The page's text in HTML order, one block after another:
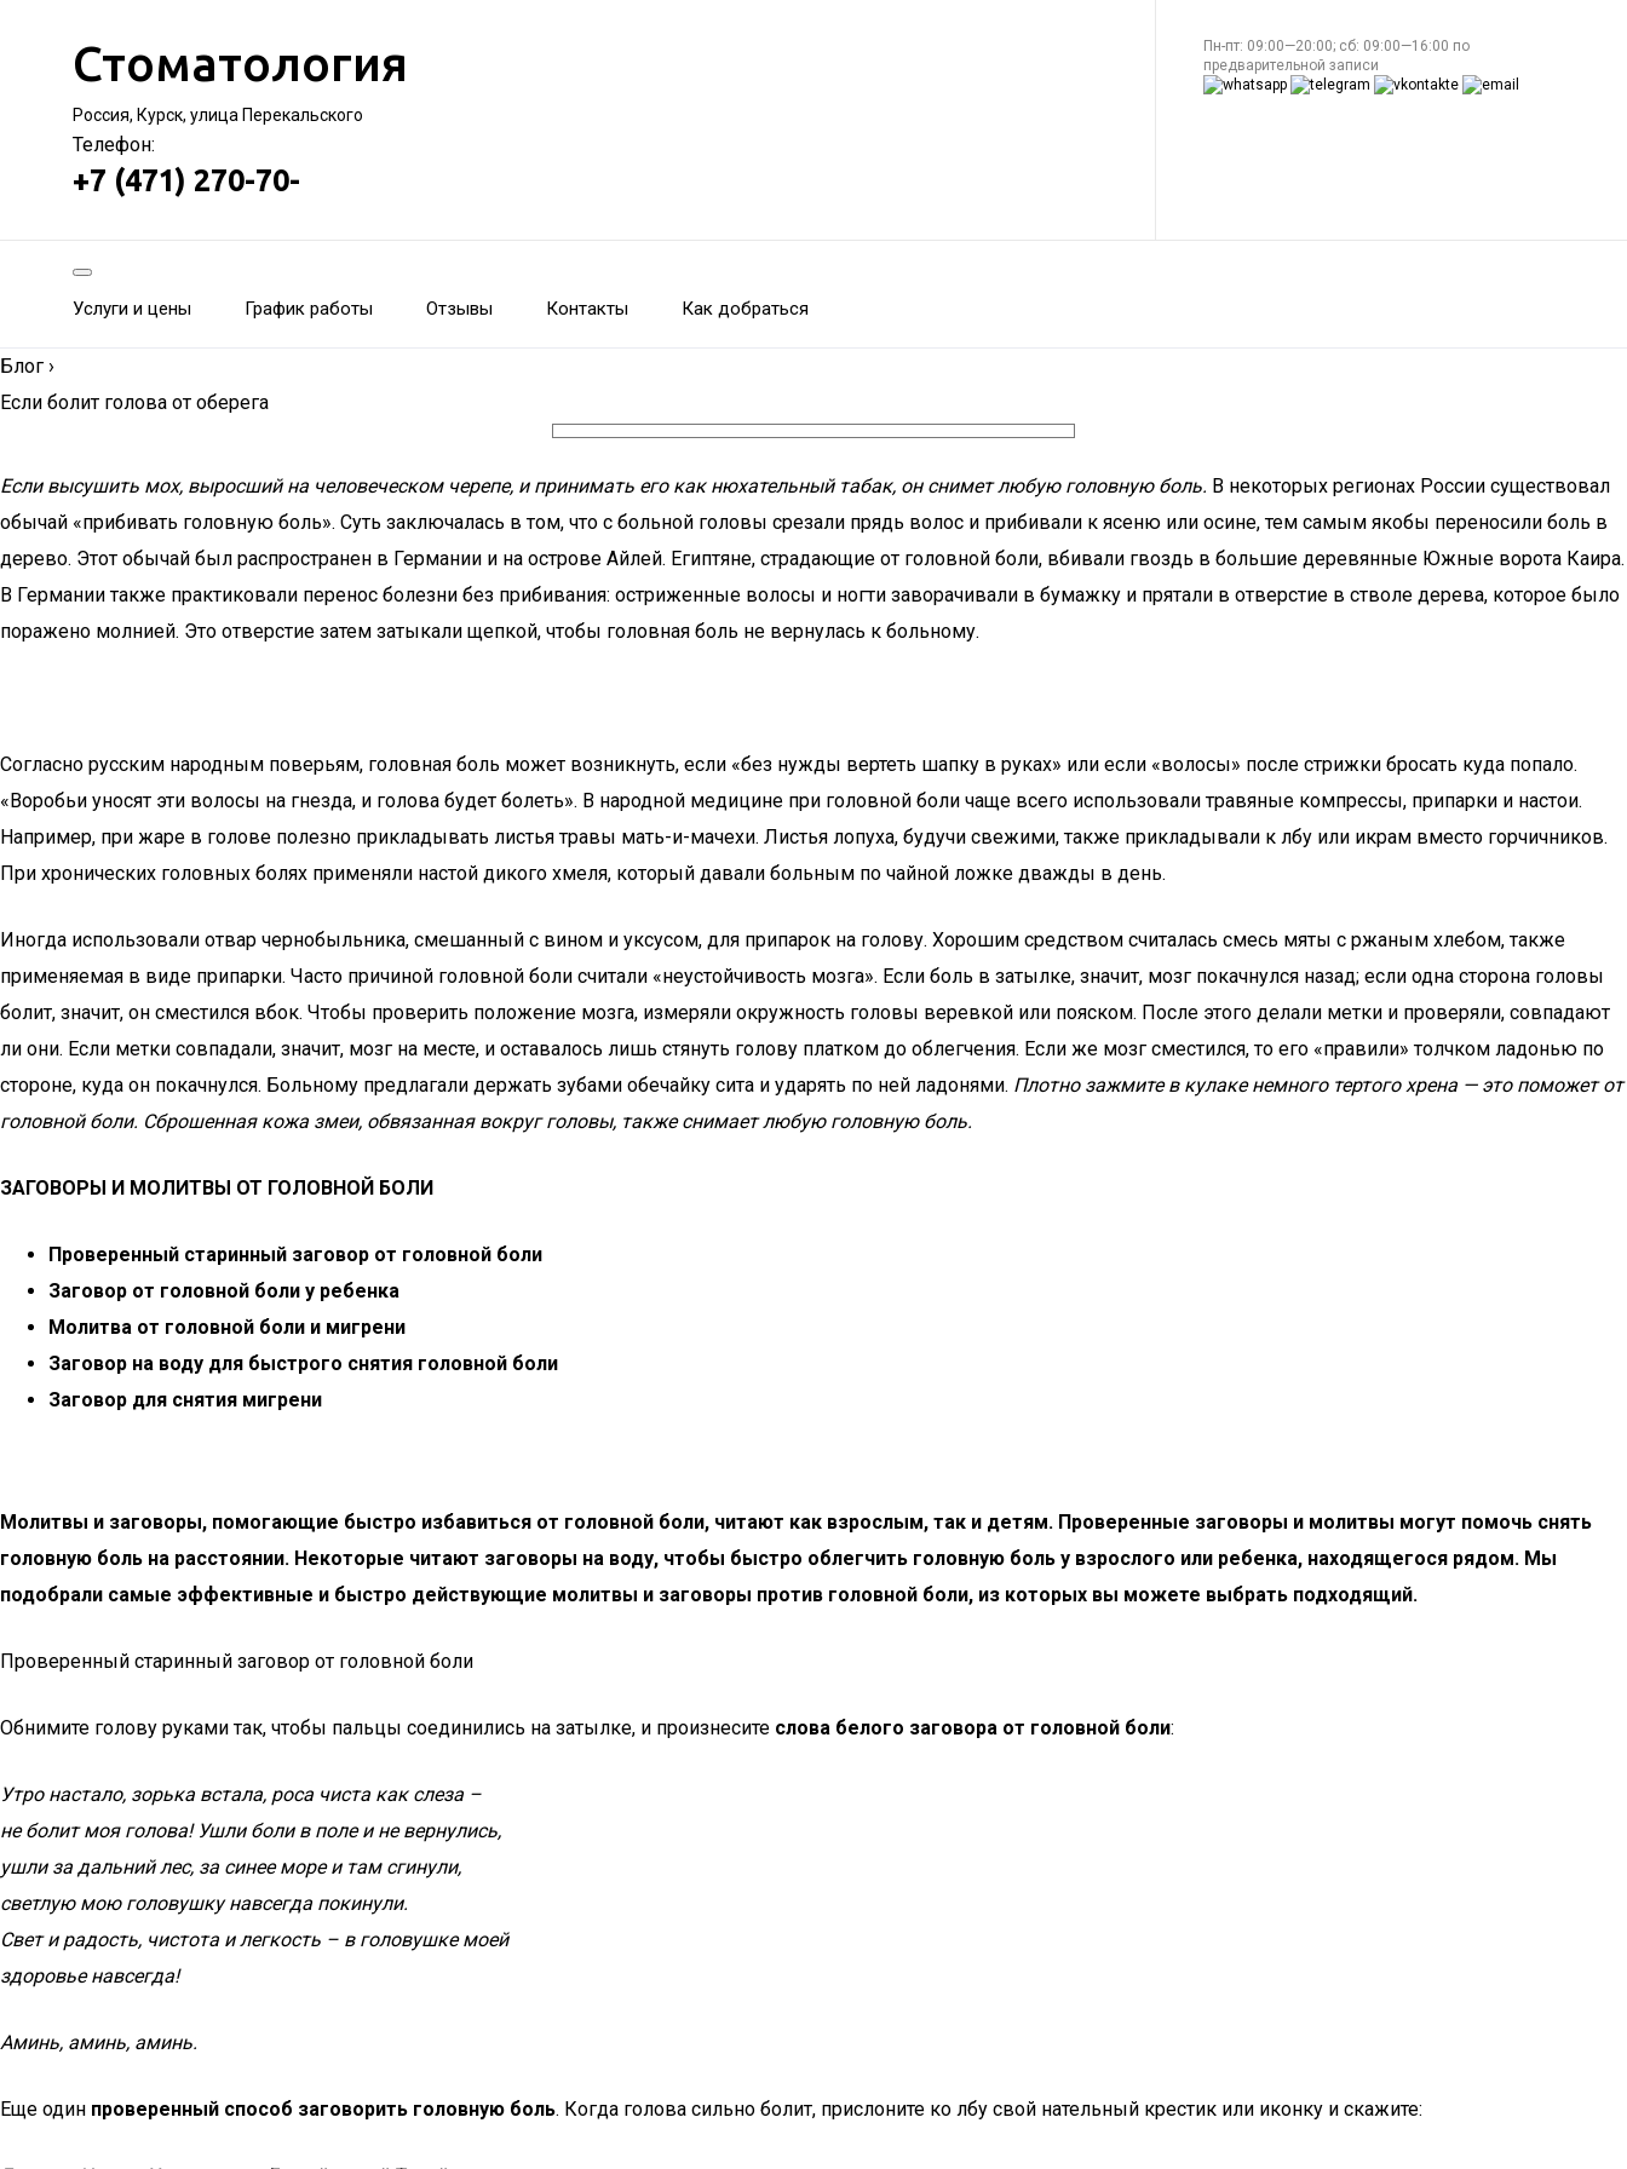
Стоматология
Россия, Курск, улица Перекальского
Телефон:
+7 (471) 270-70-
Пн-пт: 09:00—20:00; сб: 09:00—16:00 по
предварительной записи
Услуги и цены График работы Отзывы Контакты Как добраться
Блог ›
Если болит голова от оберега
Если высушить мох, выросший на человеческом черепе, и принимать его как нюхательный табак, он снимет любую головную боль. В некоторых регионах России существовал
обычай «прибивать головную боль». Суть заключалась в том, что с больной головы срезали прядь волос и прибивали к ясеню или осине, тем самым якобы переносили боль в
дерево. Этот обычай был распространен в Германии и на острове Айлей. Египтяне, страдающие от головной боли, вбивали гвоздь в большие деревянные Южные ворота Каира.
В Германии также практиковали перенос болезни без прибивания: остриженные волосы и ногти заворачивали в бумажку и прятали в отверстие в стволе дерева, которое было
поражено молнией. Это отверстие затем затыкали щепкой, чтобы головная боль не вернулась к больному.
Согласно русским народным поверьям, головная боль может возникнуть, если «без нужды вертеть шапку в руках» или если «волосы» после стрижки бросать куда попало.
«Воробьи уносят эти волосы на гнезда, и голова будет болеть». В народной медицине при головной боли чаще всего использовали травяные компрессы, припарки и настои.
Например, при жаре в голове полезно прикладывать листья травы мать-и-мачехи. Листья лопуха, будучи свежими, также прикладывали к лбу или икрам вместо горчичников.
При хронических головных болях применяли настой дикого хмеля, который давали больным по чайной ложке дважды в день.
Иногда использовали отвар чернобыльника, смешанный с вином и уксусом, для припарок на голову. Хорошим средством считалась смесь мяты с ржаным хлебом, также
применяемая в виде припарки. Часто причиной головной боли считали «неустойчивость мозга». Если боль в затылке, значит, мозг покачнулся назад; если одна сторона головы
болит, значит, он сместился вбок. Чтобы проверить положение мозга, измеряли окружность головы веревкой или пояском. После этого делали метки и проверяли, совпадают
ли они. Если метки совпадали, значит, мозг на месте, и оставалось лишь стянуть голову платком до облегчения. Если же мозг сместился, то его «правили» толчком ладонью по
стороне, куда он покачнулся. Больному предлагали держать зубами обечайку сита и ударять по ней ладонями. Плотно зажмите в кулаке немного тертого хрена — это поможет от
головной боли. Сброшенная кожа змеи, обвязанная вокруг головы, также снимает любую головную боль.
ЗАГОВОРЫ И МОЛИТВЫ ОТ ГОЛОВНОЙ БОЛИ
Проверенный старинный заговор от головной боли
Заговор от головной боли у ребенка
Молитва от головной боли и мигрени
Заговор на воду для быстрого снятия головной боли
Заговор для снятия мигрени
Молитвы и заговоры, помогающие быстро избавиться от головной боли, читают как взрослым, так и детям. Проверенные заговоры и молитвы могут помочь снять
головную боль на расстоянии. Некоторые читают заговоры на воду, чтобы быстро облегчить головную боль у взрослого или ребенка, находящегося рядом. Мы
подобрали самые эффективные и быстро действующие молитвы и заговоры против головной боли, из которых вы можете выбрать подходящий.
Проверенный старинный заговор от головной боли
Обнимите голову руками так, чтобы пальцы соединились на затылке, и произнесите слова белого заговора от головной боли:
Утро настало, зорька встала, роса чиста как слеза –
не болит моя голова! Ушли боли в поле и не вернулись,
ушли за дальний лес, за синее море и там сгинули,
светлую мою головушку навсегда покинули.
Свет и радость, чистота и легкость – в головушке моей
здоровье навсегда!
Аминь, аминь, аминь.
Еще один проверенный способ заговорить головную боль. Когда голова сильно болит, прислоните ко лбу свой нательный крестик или иконку и скажите: